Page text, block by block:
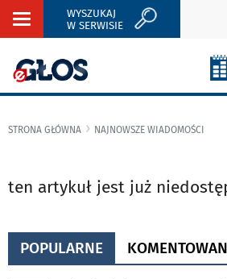
Rozwiń
WYSZUKAJ
W SERWISIE
STRONA GŁÓWNA NAJNOWSZE WIADOMOŚCI
ten artykuł jest już
POPULARNE